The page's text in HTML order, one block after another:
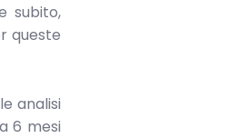
subito,
queste
analisi
6 mesi